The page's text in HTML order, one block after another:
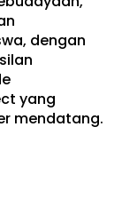
dengan
yang
mendatang.